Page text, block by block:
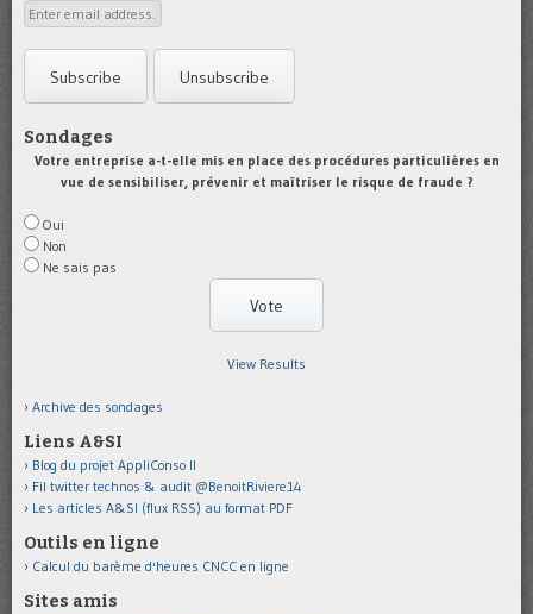
Sondages
Votre entreprise a-t-elle mis en place des procédures particulières en
vue de sensibiliser, prévenir et maîtriser le risque de fraude ?
Oui
Non
Ne sais pas
View Results
Archive des sondages
Liens A&SI
Blog du projet AppliConso II
Fil twitter technos & audit @BenoitRiviere14
Les articles A&SI (flux RSS) au format PDF
Outils en ligne
Calcul du barème d'heures CNCC en ligne
Sites amis